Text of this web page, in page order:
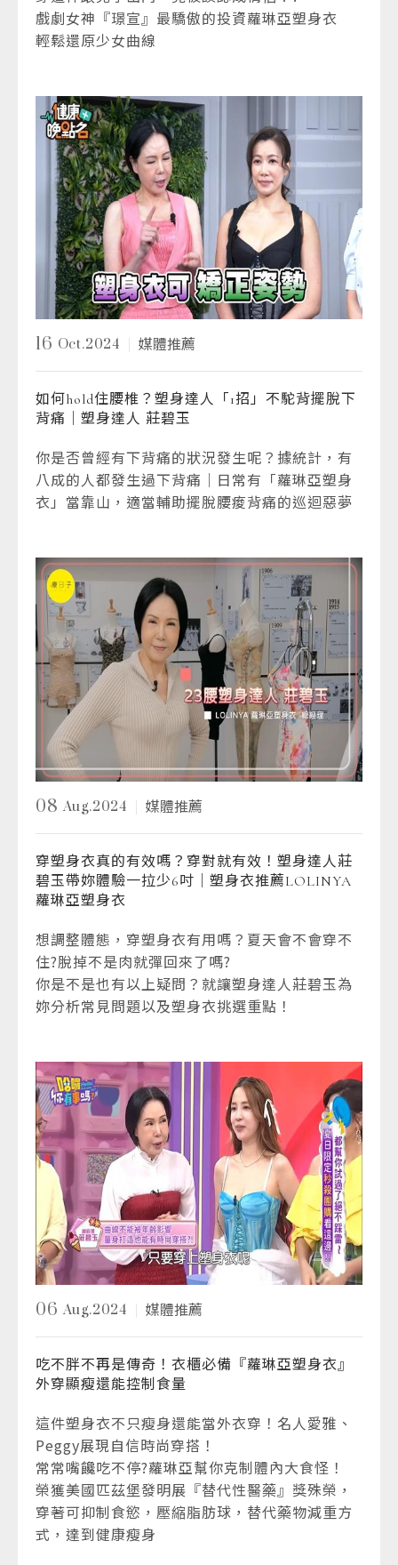
戲劇女神『璟宣』最驕傲的投資蘿琳亞塑身衣
輕鬆還原少女曲線
16 Oct.2024 媒體推薦
如何hold住腰椎？塑身達人「1招」不駝背擺脫下
背痛｜塑身達人 莊碧玉
你是否曾經有下背痛的狀況發生呢？據統計，有
八成的人都發生過下背痛｜日常有「蘿琳亞塑身
衣」當靠山，適當輔助擺脫腰痠背痛的巡迴惡夢
08 Aug.2024 媒體推薦
穿塑身衣真的有效嗎？穿對就有效！塑身達人莊
碧玉帶妳體驗一拉少6吋｜塑身衣推薦LOLINYA
蘿琳亞塑身衣
想調整體態，穿塑身衣有用嗎？夏天會不會穿不
住?脫掉不是肉就彈回來了嗎?
你是不是也有以上疑問？就讓塑身達人莊碧玉為
妳分析常見問題以及塑身衣挑選重點！
06 Aug.2024 媒體推薦
吃不胖不再是傳奇！衣櫃必備『蘿琳亞塑身衣』
外穿顯瘦還能控制食量
這件塑身衣不只瘦身還能當外衣穿！名人愛雅、
Peggy展現自信時尚穿搭！
常常嘴饞吃不停?蘿琳亞幫你克制體內大食怪！
榮獲美國匹茲堡發明展『替代性醫藥』獎殊榮，
穿著可抑制食慾，壓縮脂肪球，替代藥物減重方
式，達到健康瘦身